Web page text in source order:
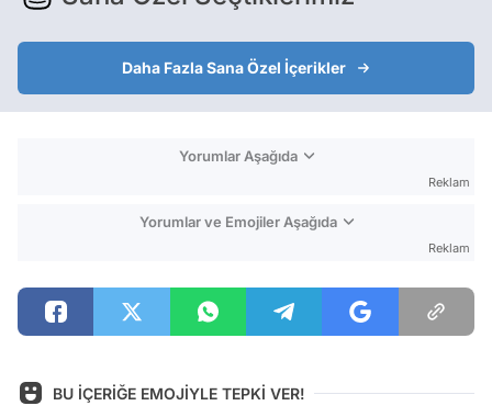
Daha Fazla Sana Özel İçerikler
Yorumlar Aşağıda
Reklam
Yorumlar ve Emojiler Aşağıda
Reklam
BU İÇERİĞE EMOJİYLE TEPKİ VER!